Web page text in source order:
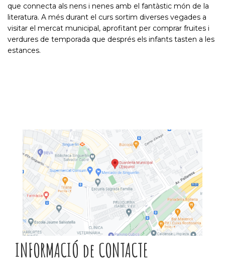
que connecta als nens i nenes amb el fantàstic món de la
literatura. A més durant el curs sortim diverses vegades a
visitar el mercat municipal, aprofitant per comprar fruites i
verdures de temporada que després els infants tasten a les
estances.
INFORMACIÓ de CONTACTE